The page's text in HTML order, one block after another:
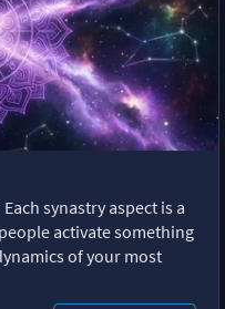
synastry aspect is a
activate something
of your most